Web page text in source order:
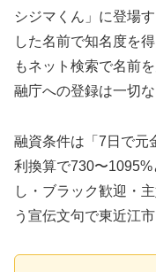
シジマくん」に登場
した名前で知名度を
もネット検索で名前
融庁への登録は一切
融資条件は「7日で元
利換算で730〜
し・ブラック歓迎・
う宣伝文句で東近江